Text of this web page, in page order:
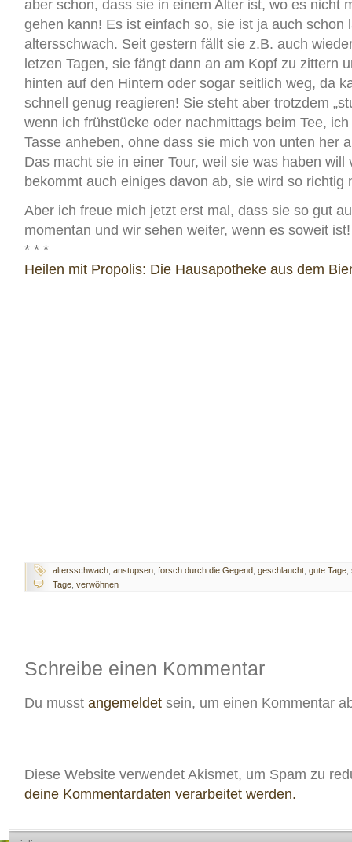
aber schon, dass sie in einem Alter ist, wo es nicht
gehen kann! Es ist einfach so, sie ist ja auch schon
altersschwach. Seit gestern fällt sie z.B. auch
letzen Tagen, sie fängt dann an am Kopf zu zittern
hinten auf den Hintern oder sogar seitlich weg, da
schnell genug reagieren! Sie steht aber trotzdem
wenn ich frühstücke oder nachmittags beim Tee,
Tasse anheben, ohne dass sie mich von unten her
Das macht sie in einer Tour, weil sie was haben
bekommt auch einiges davon ab, sie wird so richtig
Aber ich freue mich jetzt erst mal, dass sie so gut
momentan und wir sehen weiter, wenn es soweit ist!
* * *
Heilen mit Propolis: Die Hausapotheke aus dem
altersschwach anstupsen forsch durch die Gegend geschlaucht gute Tage
Tage verwöhnen
Schreibe einen Kommentar
Du musst angemeldet sein, um einen Kommentar
Diese Website verwendet Akismet, um Spam zu
deine Kommentardaten verarbeitet werden.